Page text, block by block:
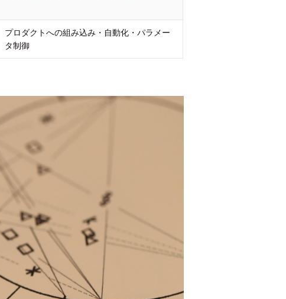
プロダクトへの組み込み・自動化・パラメー
タ制御